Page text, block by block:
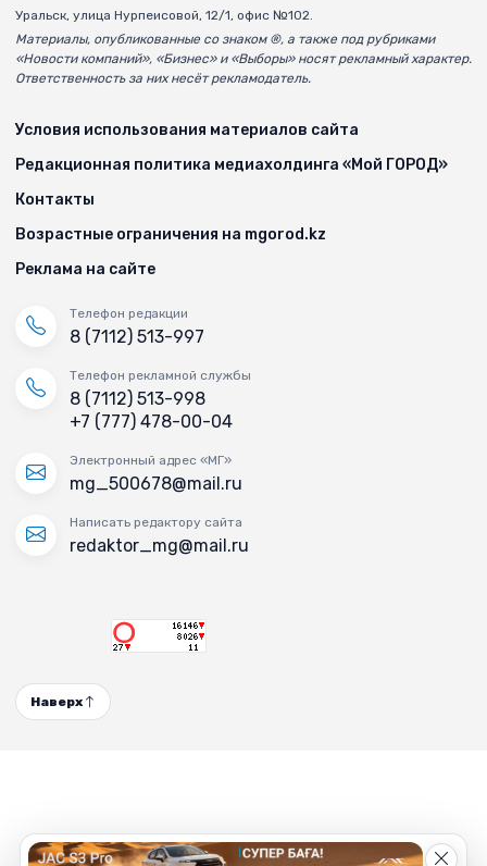
Уральск, улица Нурпеисовой, 12/1, офис №102.
Материалы, опубликованные со знаком ®, а также под рубриками
«Новости компаний», «Бизнес» и «Выборы» носят рекламный характер.
Ответственность за них несёт рекламодатель.
Условия использования материалов сайта
Редакционная политика медиахолдинга «Мой ГОРОД»
Контакты
Возрастные ограничения на mgorod.kz
Реклама на сайте
Телефон редакции
8 (7112) 513-997
Телефон рекламной службы
8 (7112) 513-998
+7 (777) 478-00-04
Электронный адрес «МГ»
mg_500678@mail.ru
Написать редактору сайта
redaktor_mg@mail.ru
Наверх